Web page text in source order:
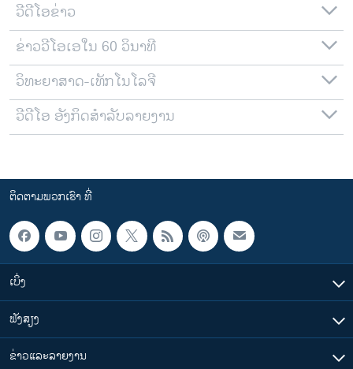
ວີດີໂອຂ່າວ
ຂ່າວວີໂອເອໃນ 60 ວິນາທີ
ວິທະຍາສາດ-ເທັກໂນໂລຈີ
ວີດີໂອ ອັງກິດສຳລັບລາຍງານ
ຕິດຕາມພວກເຮົາ ທີ່
ເບິ່ງ
ຟັງສຽງ
ຂ່າວແລະລາຍງານ